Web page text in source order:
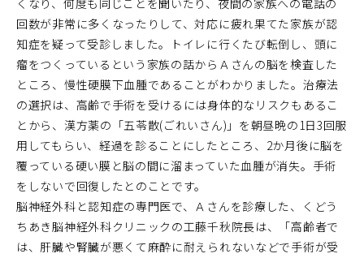
くなり、何度も同じことを聞いたり、夜間の家族への電話の
回数が非常に多くなったりして、対応に疲れ果てた家族が認
知症を疑って受診しました。トイレに行くたび転倒し、頭に
瘤をつくっているという家族の話からＡさんの脳を検査した
ところ、慢性硬膜下血腫であることがわかりました。治療法
の選択は、高齢で手術を受けるには身体的なリスクもあるこ
とから、漢方薬の「五苓散(ごれいさん)」を朝昼晩の1日3回服
用してもらい、経過を診ることにしたところ、2か月後に脳を
覆っている硬い膜と脳の間に溜まっていた血腫が消失。手術
をしないで回復したとのことです。
脳神経外科と認知症の専門医で、Ａさんを診療した、くどう
ちあき脳神経外科クリニックの工藤千秋院長は、「高齢者で
は、肝臓や腎臓が悪くて麻酔に耐えられないなどで手術が受